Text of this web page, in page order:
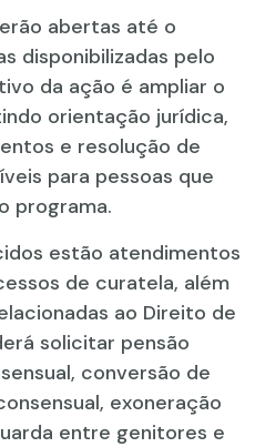
abertas até o
disponibilizadas pelo
da ação é ampliar o
orientação jurídica,
e resolução de
para pessoas que
programa.
estão atendimentos
de curatela, além
ao Direito de
solicitar pensão
conversão de
exoneração
entre genitores e